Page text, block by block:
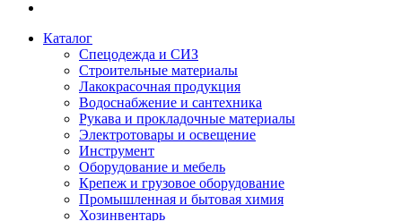
Каталог
Спецодежда и СИЗ
Строительные материалы
Лакокрасочная продукция
Водоснабжение и сантехника
Рукава и прокладочные материалы
Электротовары и освещение
Инструмент
Оборудование и мебель
Крепеж и грузовое оборудование
Промышленная и бытовая химия
Хозинвентарь